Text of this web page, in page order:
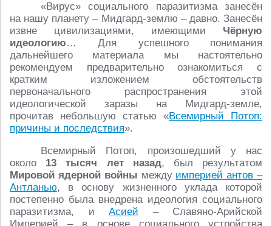
«Вирус» социального паразитизма занесён
на нашу планету – Мидгард-землю – давно. Занесён
извне цивилизациями, имеющими Чёрную
идеологию… Для успешного понимания
дальнейшего материала мы настоятельно
рекомендуем предварительно ознакомиться с
кратким изложением обстоятельств
первоначального распространения этой
идеологической заразы на Мидгард-земле,
прочитав небольшую статью «Всемирный Потоп:
причины и последствия».
Всемирный Потоп, произошедший у нас
около 13 тысяч лет назад, был результатом
Мировой ядерной войны между империей антов –
Антланью, в основу жизненного уклада которой
постепенно была внедрена идеология социального
паразитизма, и Асией – Славяно-Арийской